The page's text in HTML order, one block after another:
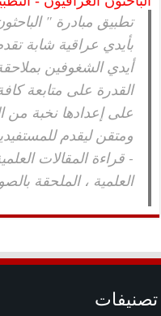
تطبيق مبادرة "
بأيدي عراقية شابة
أيدي الشغوفين
القدرة على متابعة
على إعدادها نخبة من
ومتقن ليقدم
- قراءة المقالات
العلمية ، الملحقة
تصنيفات